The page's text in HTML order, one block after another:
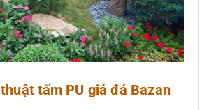
tấm PU giả đá Bazan